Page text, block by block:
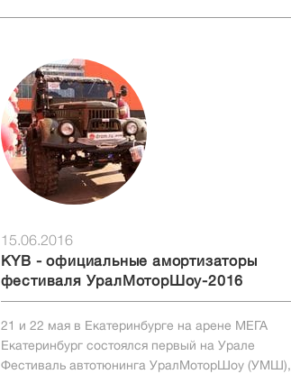
15.06.2016
KYB - официальные амортизаторы
фестиваля УралМоторШоу-2016
21 и 22 мая в Екатеринбурге на арене МЕГА
Екатеринбург состоялся первый на Урале
Фестиваль автотюнинга УралМоторШоу (УМШ),